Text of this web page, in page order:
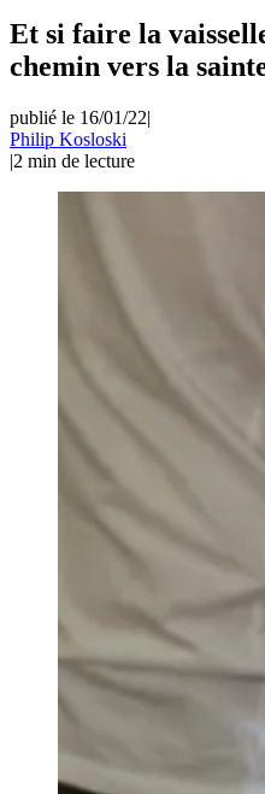
Et si faire la
chemin vers la
publié le 16/01/22|
Philip Kosloski
|2 min de lecture